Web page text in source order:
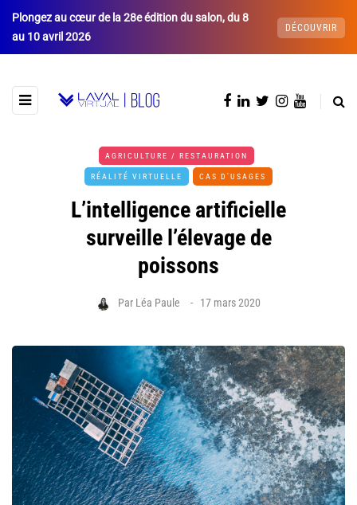
Plongez au cœur de la 28e édition du salon, du 8
au 10 avril 2026
DÉCOUVRIR
AGRICULTURE / RESTAURATION
RÉALITÉ VIRTUELLE CAS D'USAGES
L’intelligence artificielle
surveille l’élevage de
poissons
Par Léa Paule 17 mars 2020